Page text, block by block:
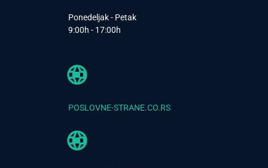
Ponedeljak - Petak
9:00h - 17:00h
POSLOVNE-STRANE.CO.RS